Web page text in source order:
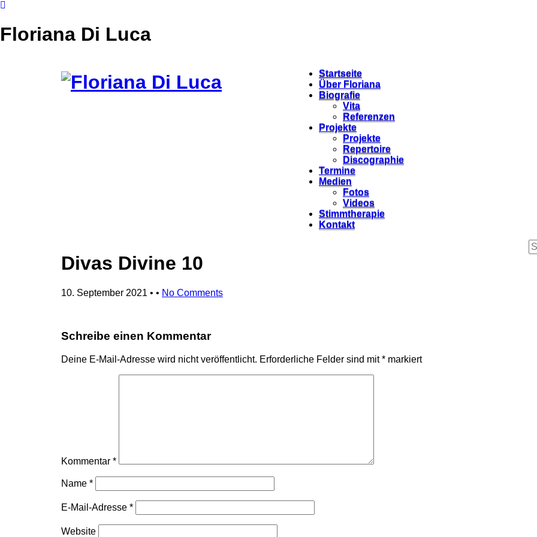
Floriana Di Luca
Startseite
Über Floriana
Biografie
Vita
Referenzen
Projekte
Projekte
Repertoire
Discographie
Termine
Medien
Fotos
Videos
Stimmtherapie
Kontakt
Divas Divine 10
10. September 2021 • • No Comments
Schreibe einen Kommentar
Deine E-Mail-Adresse wird nicht veröffentlicht. Erforderliche Felder sind mit* markiert
Kommentar *
Name *
E-Mail-Adresse *
Website